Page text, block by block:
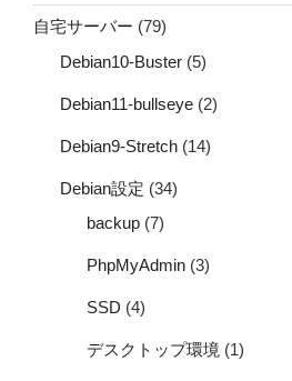
自宅サーバー (79)
Debian10-Buster (5)
Debian11-bullseye (2)
Debian9-Stretch (14)
Debian設定 (34)
backup (7)
PhpMyAdmin (3)
SSD (4)
デスクトップ環境 (1)